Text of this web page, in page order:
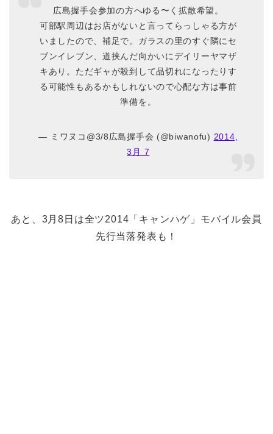
広島握手会参加の方へゆる〜く拡散希望。
可部駅周辺はお店がないと言ってらっしゃる方が
いましたので、補足で。ガラスの里のすぐ隣にセ
ブンイレブン、道挟んだ向かいにデイリーヤマザ
キあり。ただギャが殺到して品切れになったりす
る可能性もあるかもしれないので心配な方は事前
準備を。
— ミワヌコ@3/8広島握手会 (@biwanofu) 2014,
3月 7
あと、3月8日は全ツ2014「キャンハゲ」モバイル会員
先行当落発表も！